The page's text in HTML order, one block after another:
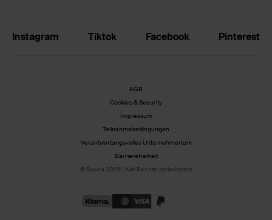
Instagram Tiktok Facebook Pinterest
AGB
Cookies & Security
Impressum
Teilnahmebedingungen
Verantwortungsvolles Unternehmertum
Barrierefreiheit
© Sacha 2026 | Alle Rechte vorbehalten